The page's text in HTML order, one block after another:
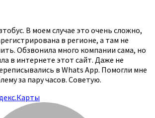
В моем случае это очень сложно,
в регионе, а там не
Обзвонила много компании сама, но
в интернете этот сайт. Даже не
в Whats App. Помогли мне
за пару часов. Советую.